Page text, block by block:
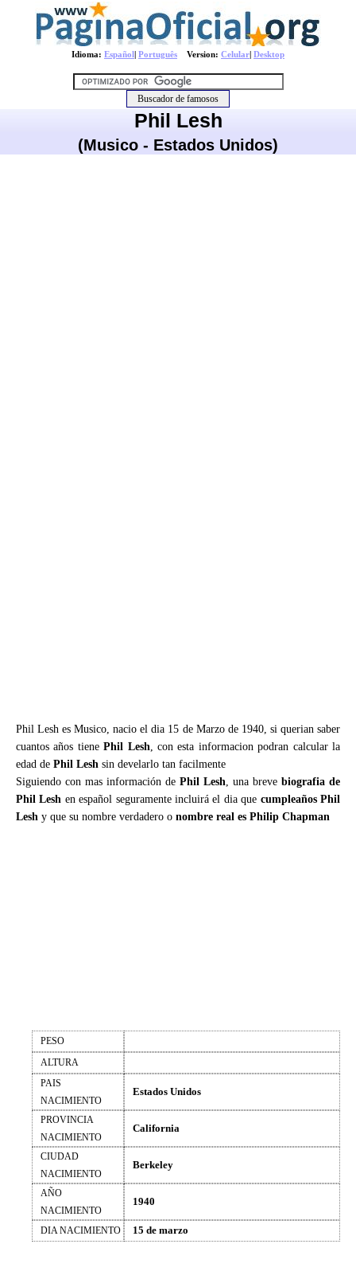
Idioma: Español| Português Version: Celular| Desktop
Phil Lesh
(Musico - Estados Unidos)
Phil Lesh es Musico, nacio el dia 15 de Marzo de 1940, si querian saber
cuantos años tienePhil Lesh, con esta informacion podran calcular la
edad de Phil Lesh sin develarlo tan facilmente
Siguiendo con mas información de Phil Lesh, una breve biografia de
Phil Lesh en español seguramente incluirá el dia que cumpleaños Phil
Lesh y que su nombre verdadero o nombre real es Philip Chapman
PESO
ALTURA
PAIS
NACIMIENTO
Estados Unidos
PROVINCIA
NACIMIENTO
California
CIUDAD
NACIMIENTO
Berkeley
AÑO
NACIMIENTO
1940
DIA NACIMIENTO 15 de marzo